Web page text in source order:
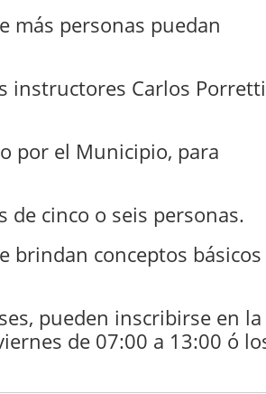
más personas puedan
instructores Carlos Porretti
por el Municipio, para
de cinco o seis personas.
brindan conceptos básicos
pueden inscribirse en la
de 07:00 a 13:00 ó